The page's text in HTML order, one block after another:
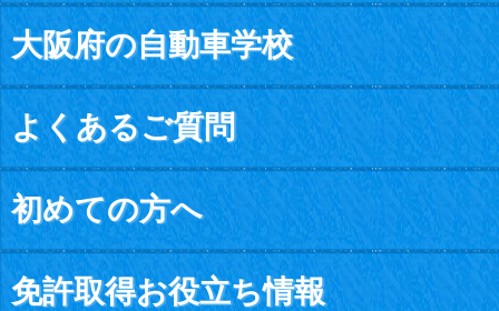
大阪府の自動車学校
よくあるご質問
初めての方へ
免許取得お役立ち情報